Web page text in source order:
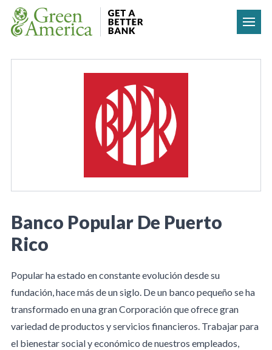
Skip to content
Banco Popular De Puerto
Rico
Popular ha estado en constante evolución desde su
fundación, hace más de un siglo. De un banco pequeño se ha
transformado en una gran Corporación que ofrece gran
variedad de productos y servicios financieros. Trabajar para
el bienestar social y económico de nuestros empleados,